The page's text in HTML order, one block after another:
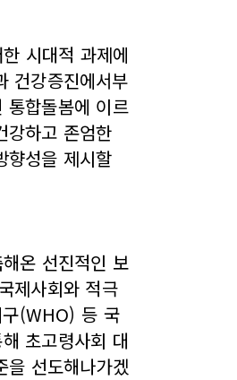
시대적 과제에
건강증진에서부
통합돌봄에 이르
강하고 존엄한
향성을 제시할
온 선진적인 보
제사회와 적극
구(WHO) 등 국
초고령사회 대
을 선도해나가겠